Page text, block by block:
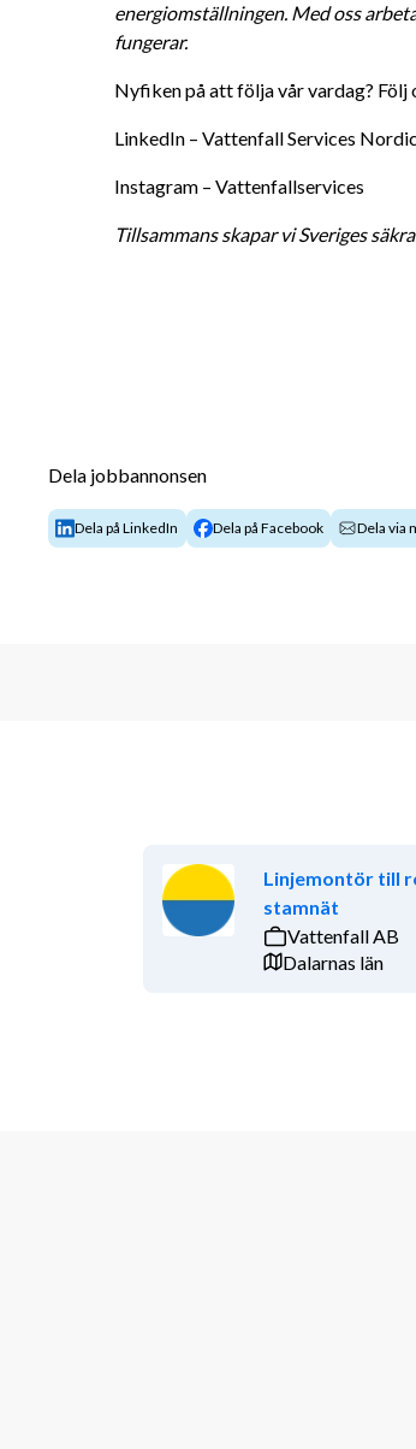
energiomställningen. Med oss
fungerar.
Nyfiken på att följa vår vardag? Följ
LinkedIn – Vattenfall Services
Instagram – Vattenfallservices
Tillsammans skapar vi Sveriges
Dela jobbannonsen
Dela på LinkedIn Dela på Facebook Dela via
Linjemontör till
stamnät
Vattenfall AB
Dalarnas län